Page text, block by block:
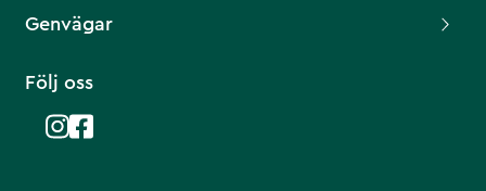
Genvägar
Följ oss